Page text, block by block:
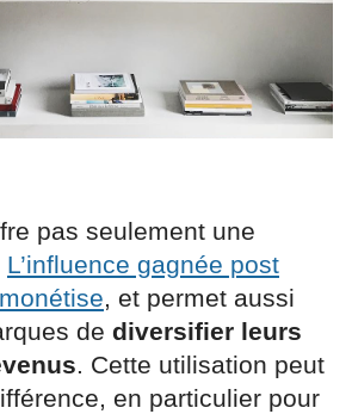
pas seulement une
L’influence gagnée post
, et permet aussi
de diversifier leurs
. Cette utilisation peut
en particulier pour